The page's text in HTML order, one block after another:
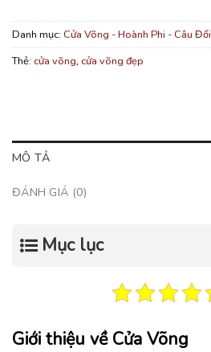
Danh mục: Cửa Võng - Hoành Phi - Câu Đối
Thẻ: cửa võng, cửa võng đẹp
MÔ TẢ
ĐÁNH GIÁ (0)
Mục lục
Giới thiệu về Cửa Võng